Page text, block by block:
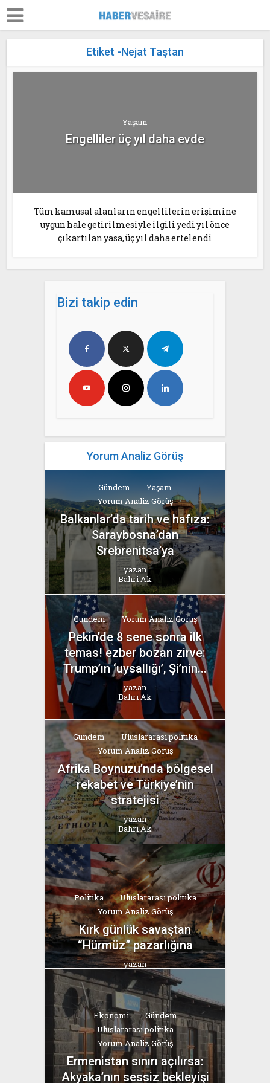
Etiket -Nejat Taştan
Yaşam
Engelliler üç yıl daha evde
Tüm kamusal alanların engellilerin erişimine
uygun hale getirilmesiyle ilgili yedi yıl önce
çıkartılan yasa, üç yıl daha ertelendi
Bizi takip edin
Yorum Analiz Görüş
Gündem
Yaşam
Yorum Analiz Görüş
Balkanlar’da tarih ve hafıza:
Saraybosna’dan
Srebrenitsa’ya
yazan
Bahri Ak
Gündem Yorum Analiz Görüş
Pekin’de 8 sene sonra ilk
temas! ezber bozan zirve:
Trump’ın ‘uysallığı’, Şi’nin...
yazan
Bahri Ak
Gündem
Uluslararası politika
Yorum Analiz Görüş
Afrika Boynuzu’nda bölgesel
rekabet ve Türkiye’nin
stratejisi
yazan
Bahri Ak
Politika
Uluslararası politika
Yorum Analiz Görüş
Kırk günlük savaştan
“Hürmüz” pazarlığına
yazan
Bahri Ak
Ekonomi
Gündem
Uluslararası politika
Yorum Analiz Görüş
Ermenistan sınırı açılırsa:
Akyaka’nın sessiz bekleyişi